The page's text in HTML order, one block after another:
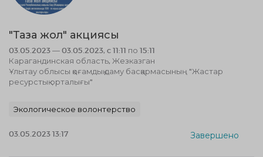
"Таза жол" акциясы
03.05.2023 — 03.05.2023, c 11:11 по 15:11
Карагандинская область, Жезказган
Ұлытау облысы қоғамдық даму басқармасының "Жастар
ресурстық орталығы"
Экологическое волонтерство
03.05.2023 13:17 Завершено